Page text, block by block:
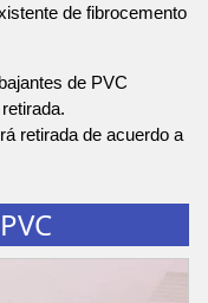
de fibrocemento
de PVC
retirada de acuerdo a